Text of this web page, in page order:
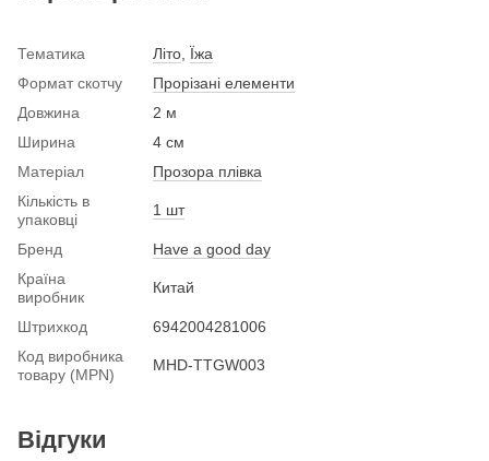
Тематика Літо Їжа
Формат скотчу
Прорізані елементи
Довжина
2 м
Ширина
4 см
Матеріал
Прозора плівка
Кількість в
упаковці
1 шт
Бренд
Have a good day
Країна
виробник
Китай
Штрихкод
6942004281006
Код виробника
товару (MPN)
MHD-TTGW003
Відгуки